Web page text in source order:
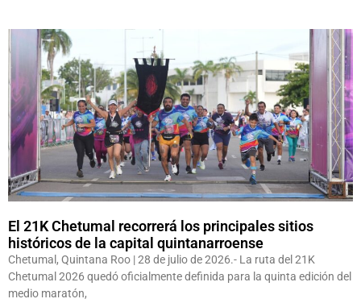
El 21K Chetumal recorrerá los principales sitios
históricos de la capital quintanarroense
Chetumal, Quintana Roo | 28 de julio de 2026.- La ruta del 21K
Chetumal 2026 quedó oficialmente definida para la quinta edición del
medio maratón,